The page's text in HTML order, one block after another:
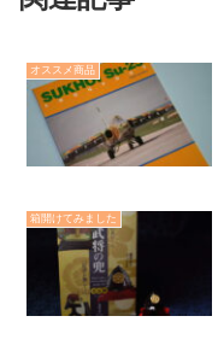
オススメ商品
箱開けてみました